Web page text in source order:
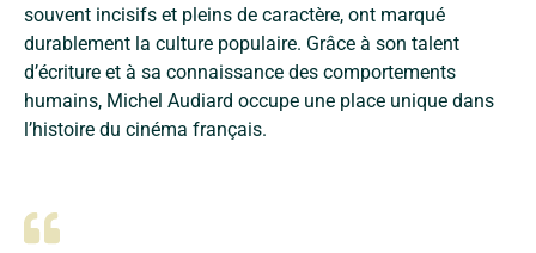
souvent incisifs et pleins de caractère, ont marqué
durablement la culture populaire. Grâce à son talent
d’écriture et à sa connaissance des comportements
humains, Michel Audiard occupe une place unique dans
l’histoire du cinéma français.